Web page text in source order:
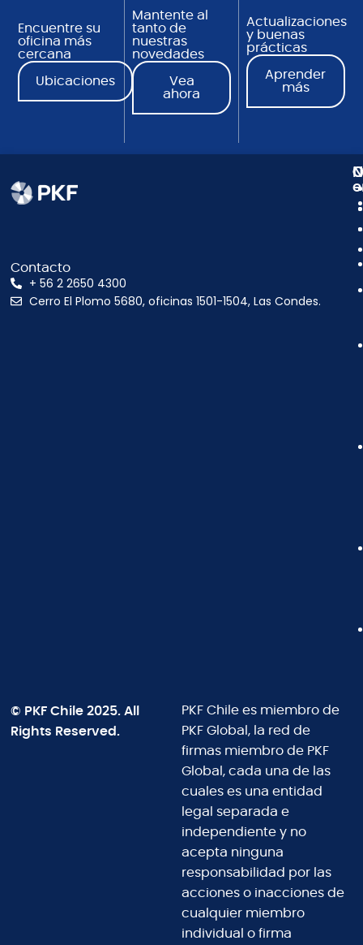
Encuentre su
oficina más
cercana
Ubicaciones
Mantente al
tanto de
nuestras
novedades
Vea
ahora
Actualizaciones
y buenas
prácticas
Aprender
más
Contacto
+ 56 2 2650 4300
Cerro El Plomo 5680, oficinas 1501-1504, Las Condes.
© PKF Chile 2025. All
Rights Reserved.
PKF Chile es miembro de
PKF Global, la red de
firmas miembro de PKF
Global, cada una de las
cuales es una entidad
legal separada e
independiente y no
acepta ninguna
responsabilidad por las
acciones o inacciones de
cualquier miembro
individual o firma